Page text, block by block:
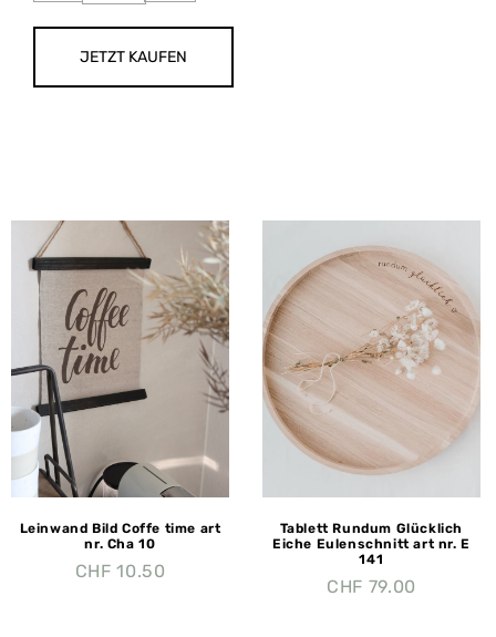
JETZT KAUFEN
Leinwand Bild Coffe time art
nr. Cha 10
CHF 10.50
Tablett Rundum Glücklich
Eiche Eulenschnitt art nr. E
141
CHF 79.00